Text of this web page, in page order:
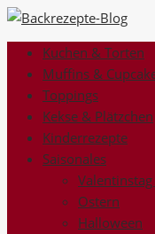
Kuchen & Torten
Muffins &
Toppings
Kekse & Plätzchen
Kinderrezepte
Saisonales
Ostern
Halloween